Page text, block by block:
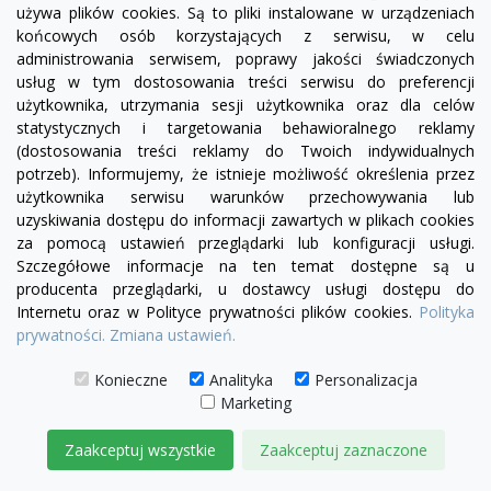
visibility
Sofa modułowa Serena bez boku |element prosty
SL5/SP5
2 515,00 zł
DODAJ DO KOSZYKA
używa plików cookies. Są to pliki instalowane w urządzeniach
końcowych osób korzystających z serwisu, w celu
administrowania serwisem, poprawy jakości świadczonych
usług w tym dostosowania treści serwisu do preferencji
użytkownika, utrzymania sesji użytkownika oraz dla celów
statystycznych i targetowania behawioralnego reklamy
(dostosowania treści reklamy do Twoich indywidualnych
potrzeb). Informujemy, że istnieje możliwość określenia przez
użytkownika serwisu warunków przechowywania lub
uzyskiwania dostępu do informacji zawartych w plikach cookies
za pomocą ustawień przeglądarki lub konfiguracji usługi.
Szczegółowe informacje na ten temat dostępne są u
producenta przeglądarki, u dostawcy usługi dostępu do
Internetu oraz w Polityce prywatności plików cookies. Polityka
prywatności. Zmiana ustawień.
Konieczne Analityka
Personalizacja
Marketing
Zaakceptuj wszystkie Zaakceptuj zaznaczone